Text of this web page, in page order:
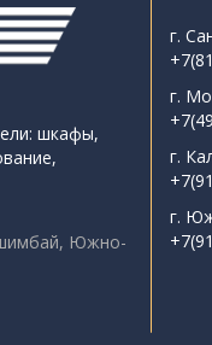
шкафы,
Южно-
г.
г.
г.
г.